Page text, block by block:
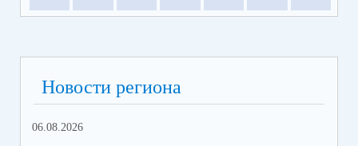
Новости региона
06.08.2026